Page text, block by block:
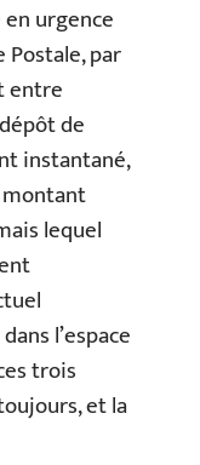
urgence
Postale, par
entre
de
instantané,
lequel
l’espace
trois
et la